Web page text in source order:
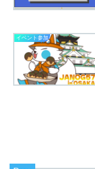
イベント参加